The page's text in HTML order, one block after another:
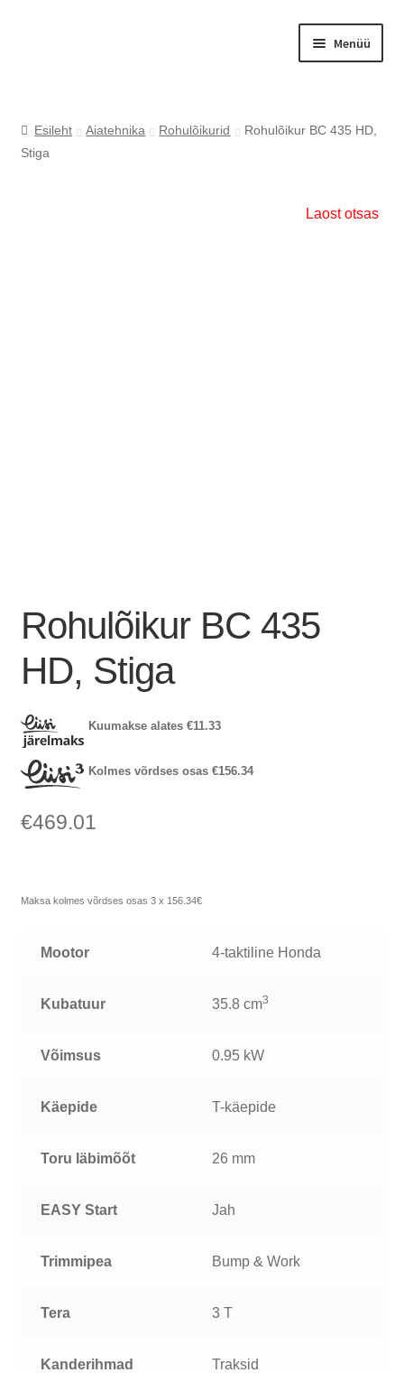
Menüü
Esileht Aiatehnika Rohulõikurid
Rohulõikur BC 435 HD,
Stiga
Laost otsas
Rohulõikur BC 435
HD, Stiga
Kuumakse alates €11.33
Kolmes võrdses osas €156.34
€469.01
Maksa kolmes võrdses osas 3 x 156.34€
Mootor 4-taktiline Honda
Kubatuur 35.8 cm3
Võimsus 0.95 kW
Käepide T-käepide
Toru läbimõõt 26 mm
EASY Start Jah
Trimmipea Bump & Work
Tera 3 T
Kanderihmad Traksid